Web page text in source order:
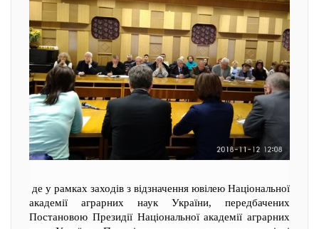
де у рамках заходів з відзначення ювілею Національної
академії аграрних наук України, передбачених
Постановою Президії Національної академії аграрних